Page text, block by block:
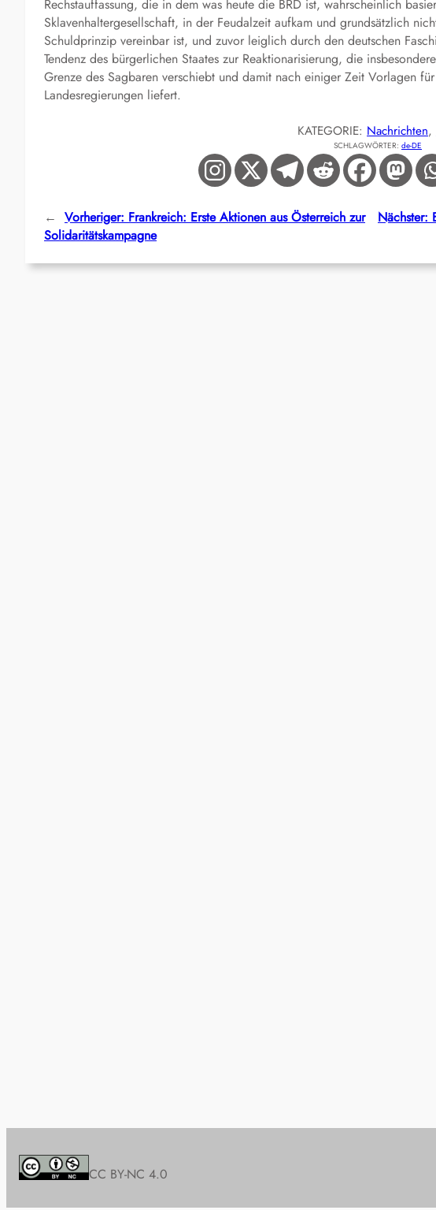
Rechstauffassung, die in dem was heute die BRD ist, wahrscheinlich
Sklavenhaltergesellschaft, in der Feudalzeit aufkam und grundsätzlich
Schuldprinzip vereinbar ist, und zuvor leiglich durch den deutschen
Tendenz des bürgerlichen Staates zur Reaktionarisierung, die
Grenze des Sagbaren verschiebt und damit nach einiger Zeit Vorlagen
Landesregierungen liefert.
KATEGORIE: Nachrichten,
SCHLAGWÖRTER: de-DE
← Vorheriger: Frankreich: Erste Aktionen aus Österreich zur
Solidaritätskampagne
Nächster:
CC BY-NC 4.0